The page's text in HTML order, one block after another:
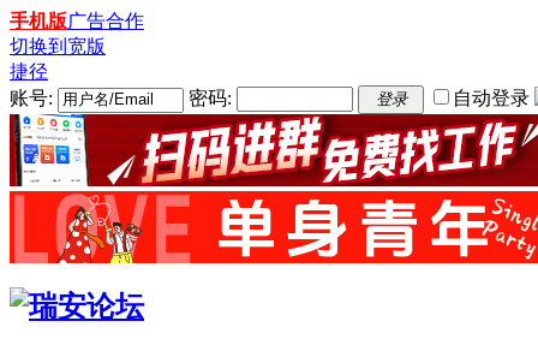
手机版广告合作
切换到宽版
捷径
账号:
密码: 登录 自动登录